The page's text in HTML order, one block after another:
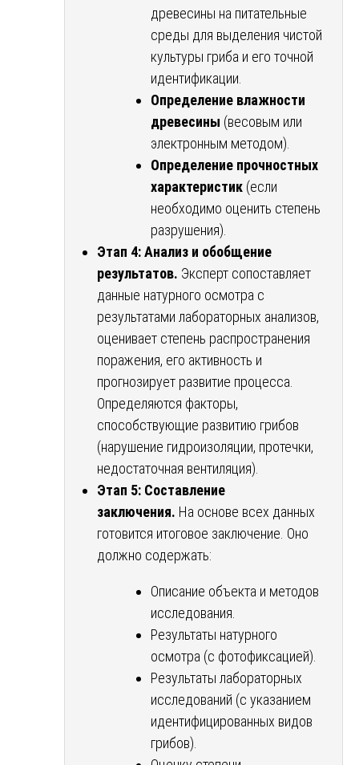
древесины на питательные
среды для выделения чистой
культуры гриба и его точной
идентификации.
Определение влажности
древесины (весовым или
электронным методом).
Определение прочностных
характеристик (если
необходимо оценить степень
разрушения).
Этап 4: Анализ и обобщение
результатов. Эксперт сопоставляет
данные натурного осмотра с
результатами лабораторных анализов,
оценивает степень распространения
поражения, его активность и
прогнозирует развитие процесса.
Определяются факторы,
способствующие развитию грибов
(нарушение гидроизоляции, протечки,
недостаточная вентиляция).
Этап 5: Составление
заключения. На основе всех данных
готовится итоговое заключение. Оно
должно содержать:
Описание объекта и методов
исследования.
Результаты натурного
осмотра (с фотофиксацией).
Результаты лабораторных
исследований (с указанием
идентифицированных видов
грибов).